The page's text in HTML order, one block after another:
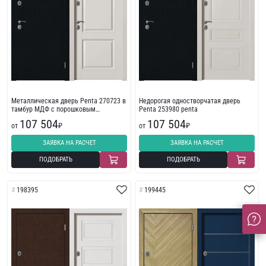
Металлическая дверь Penta 270723 в
тамбур МДФ с порошковым
от 107 504₽
ЗАЯВКА НА РАСЧЕТ
ПОДОБРАТЬ
Недорогая одностворчатая дверь
Penta 253980 penta
от 107 504₽
ЗАЯВКА НА РАСЧЕТ
ПОДОБРАТЬ
198395 199445